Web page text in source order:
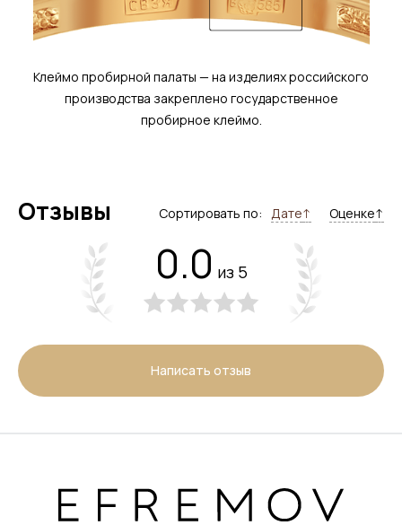
Клеймо пробирной палаты — на изделиях российского
производства закреплено государственное
пробирное клеймо.
Отзывы Сортировать по: Дате↑ Оценке↑
0.0 из 5
Написать отзыв